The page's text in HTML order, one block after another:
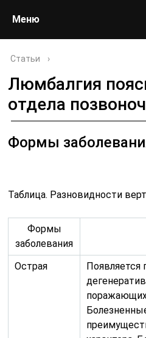
Меню
Статьи ›
Люмбалгия
отдела
Формы
Таблица. Разновидности
Формы
заболевания
Острая
Появляется